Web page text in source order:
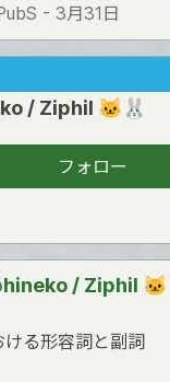
- 3月31日
/ Ziphil 🐱🐰
フォロー
/ Ziphil
る形容詞と副詞